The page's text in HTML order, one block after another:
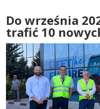
Do września
trafić 10